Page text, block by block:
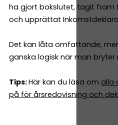
ha gjort bokslutet, tagit fram
och upprättat
Det kan låta omfattande,
ganska logisk när man bryter
Tips:Här kan du läsa om alla
på för årsredovisning och